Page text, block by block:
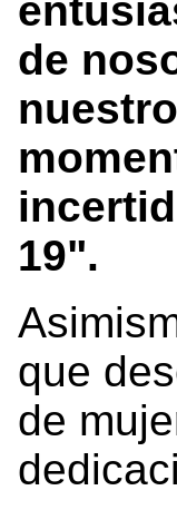
de
19".
que
de